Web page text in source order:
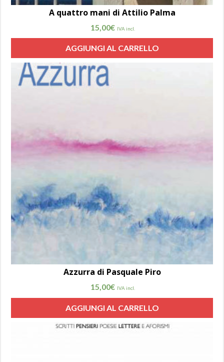
A quattro mani di Attilio Palma
15,00€ IVA incl.
AGGIUNGI AL CARRELLO
Azzurra di Pasquale Piro
15,00€ IVA incl.
AGGIUNGI AL CARRELLO